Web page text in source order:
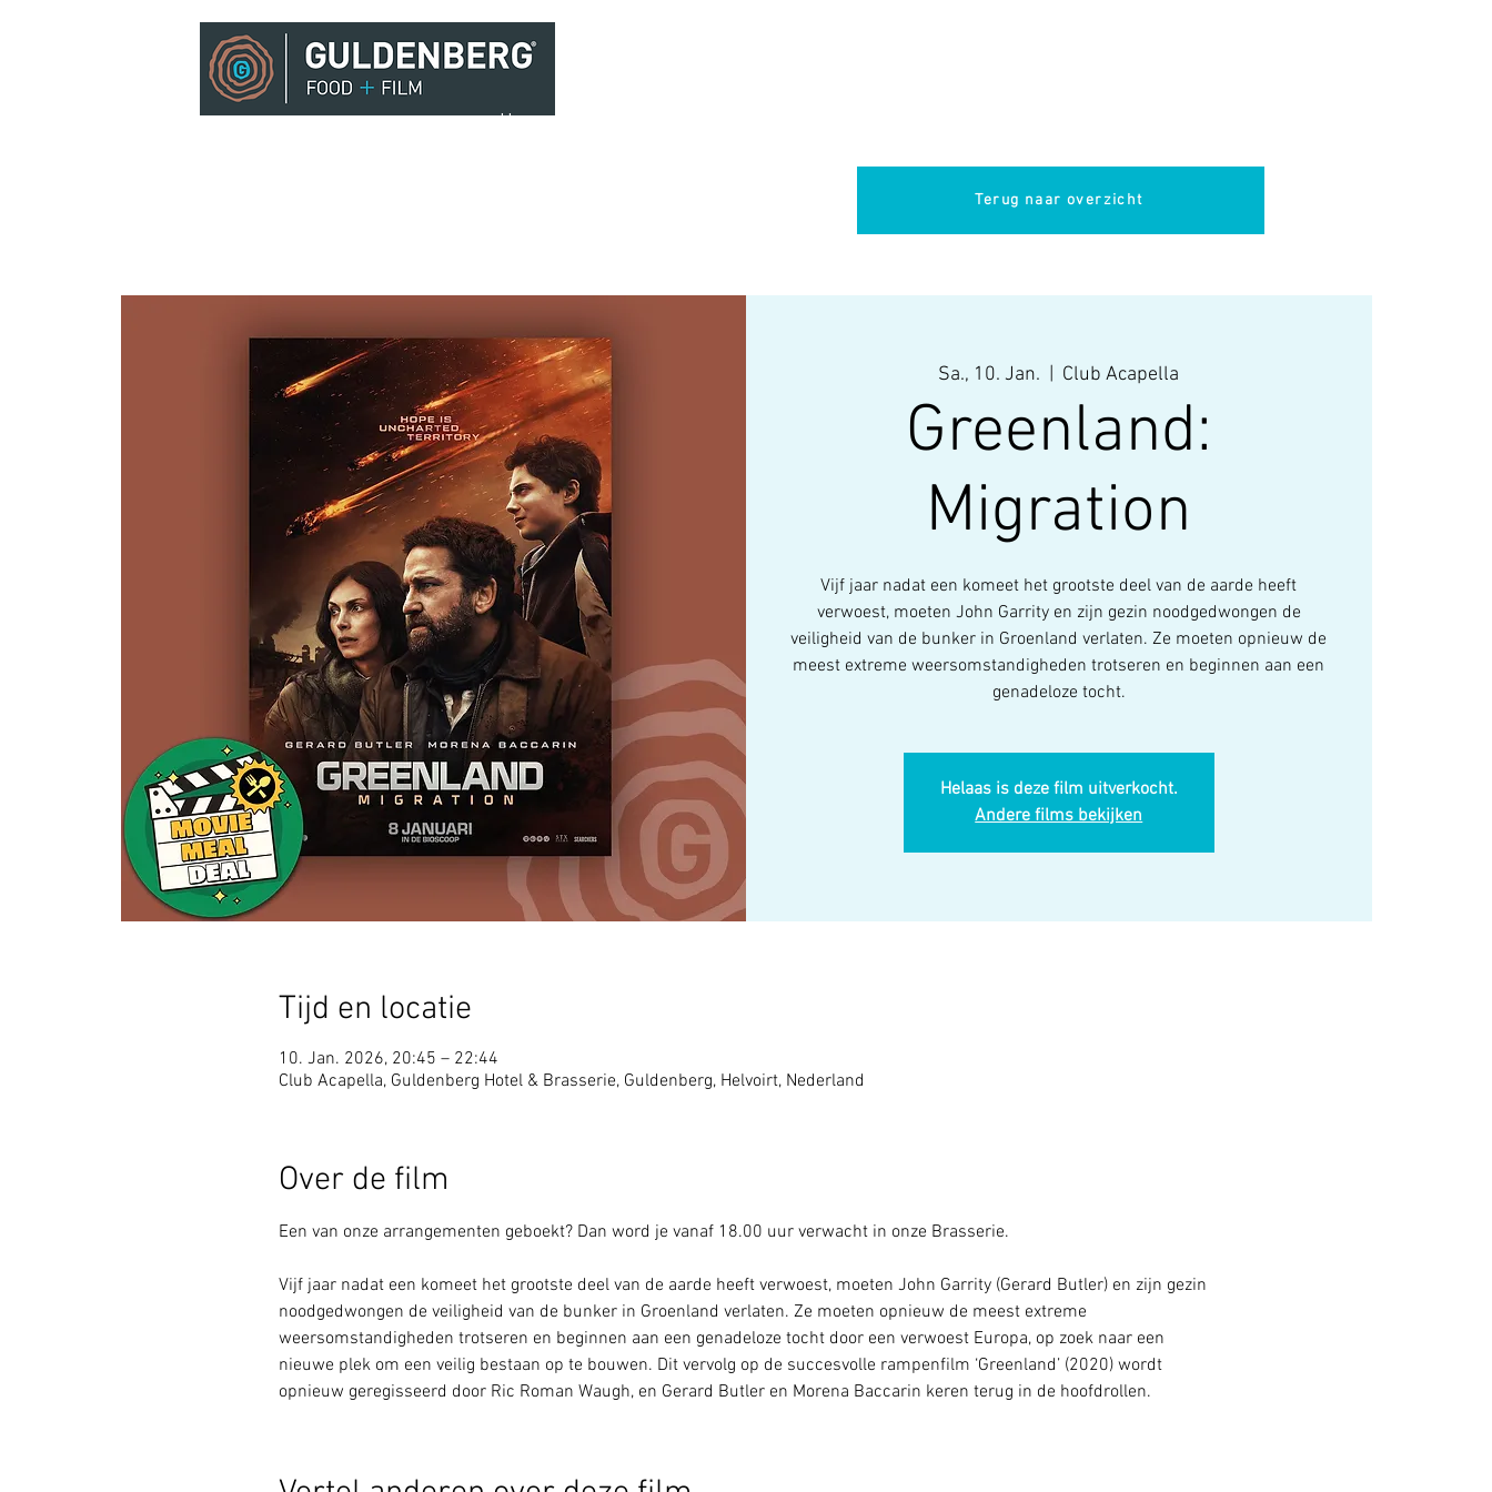
Home
Terug naar overzicht
Sa., 10. Jan.
  |
Club Acapella
Greenland:
Migration
Vijf jaar nadat een komeet het grootste deel van de aarde heeft
verwoest, moeten John Garrity en zijn gezin noodgedwongen de
veiligheid van de bunker in Groenland verlaten. Ze moeten opnieuw de
meest extreme weersomstandigheden trotseren en beginnen aan een
genadeloze tocht.
Helaas is deze film uitverkocht.
Andere films bekijken
Tijd en locatie
10. Jan. 2026, 20:45 – 22:44
Club Acapella, Guldenberg Hotel & Brasserie, Guldenberg, Helvoirt, Nederland
Over de film
Een van onze arrangementen geboekt? Dan word je vanaf 18.00 uur verwacht in onze Brasserie.
Vijf jaar nadat een komeet het grootste deel van de aarde heeft verwoest, moeten John Garrity (Gerard Butler) en zijn gezin
noodgedwongen de veiligheid van de bunker in Groenland verlaten. Ze moeten opnieuw de meest extreme
weersomstandigheden trotseren en beginnen aan een genadeloze tocht door een verwoest Europa, op zoek naar een
nieuwe plek om een veilig bestaan op te bouwen. Dit vervolg op de succesvolle rampenfilm ‘Greenland’ (2020) wordt
opnieuw geregisseerd door Ric Roman Waugh, en Gerard Butler en Morena Baccarin keren terug in de hoofdrollen.